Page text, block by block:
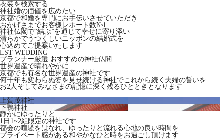
衣装を検索する
神社婚の価値を広めたい
京都で和婚を専門にお手伝いさせていただき
おかげさまでお客様レポート数№1
神社仏閣で“結ぶ”を通じて幸せに寄り添い
清らかでうつくしいニッポンの結婚式を
心込めてご提案いたします
LST WEDDING
プランナー厳選 おすすめの神社仏閣
世界遺産で晴れやかに
京都でも有名な世界遺産の神社です
何千年も変わらぬ姿を見せ続ける神社でこれから続く夫婦の誓いを…
お2人そしてみなさまの記憶に深く残るひとときとなります
上賀茂神社
下鴨神社
静かにゆったりと
1日1~2組限定の神社です
都会の喧騒をはなれ、ゆったりと流れる心地の良い時間を…
プライベート感がある和やかなひと時をお過ごし頂けます